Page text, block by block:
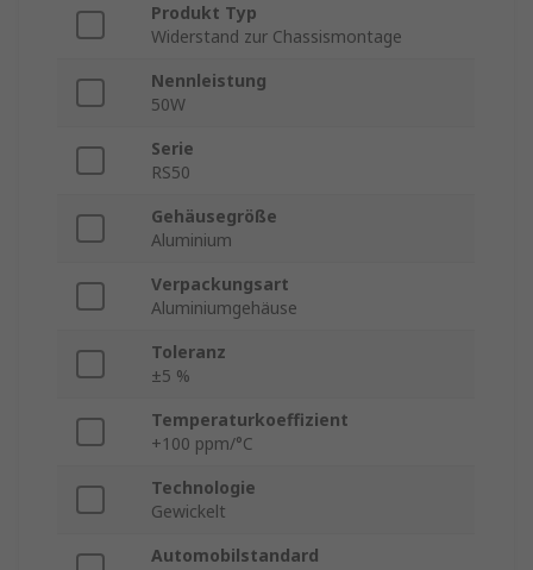
Produkt Typ
Widerstand zur Chassismontage
Nennleistung
50W
Serie
RS50
Gehäusegröße
Aluminium
Verpackungsart
Aluminiumgehäuse
Toleranz
±5 %
Temperaturkoeffizient
+100 ppm/°C
Technologie
Gewickelt
Automobilstandard